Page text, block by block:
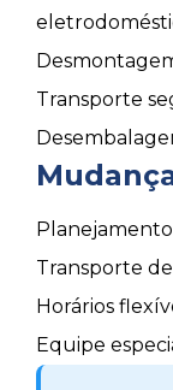
Transporte
Transporte
Horários
Equipe